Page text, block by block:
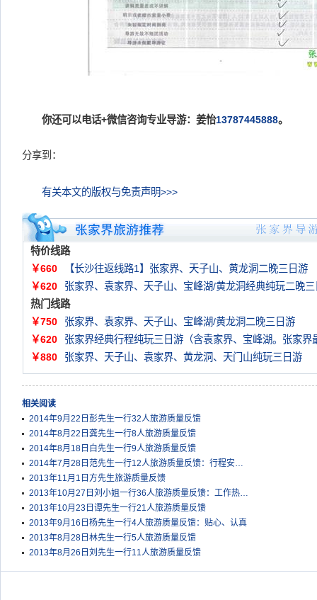
你还可以电话+微信咨询专业导游：姜怡13787445888。
分享到：
有关本文的版权与免责声明>>>
特价线路
￥660
【长沙往返线路1】张家界、天子山、黄龙洞二晚三日游
￥620
张家界、袁家界、天子山、宝峰湖/黄龙洞经典纯玩二晚三
热门线路
￥750
张家界、袁家界、天子山、宝峰湖/黄龙洞二晚三日游
￥620
张家界经典行程纯玩三日游（含袁家界、宝峰湖。张家界
￥880
张家界、天子山、袁家界、黄龙洞、天门山纯玩三日游
相关阅读
2014年9月22日彭先生一行32人旅游质量反馈
2014年8月22日龚先生一行8人旅游质量反馈
2014年8月18日白先生一行9人旅游质量反馈
2014年7月28日范先生一行12人旅游质量反馈：行程安…
2013年11月1日方先生旅游质量反馈
2013年10月27日刘小姐一行36人旅游质量反馈：工作热…
2013年10月23日谭先生一行21人旅游质量反馈
2013年9月16日杨先生一行4人旅游质量反馈：贴心、认真
2013年8月28日林先生一行5人旅游质量反馈
2013年8月26日刘先生一行11人旅游质量反馈